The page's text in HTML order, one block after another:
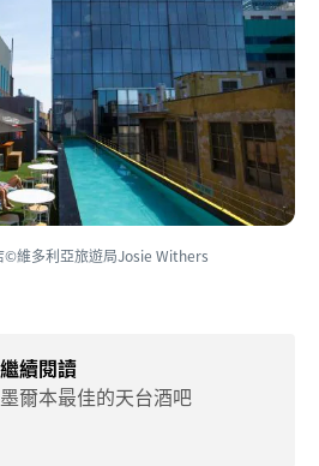
©維多利亞旅遊局Josie Withers
繼續閱讀
墨爾本最佳的天台酒吧